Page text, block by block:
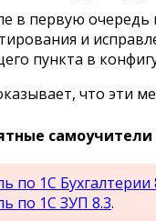
в первую
и
пункта в
что эти
самоучители
по 1С Бухгалтерии
по 1С ЗУП 8.3.